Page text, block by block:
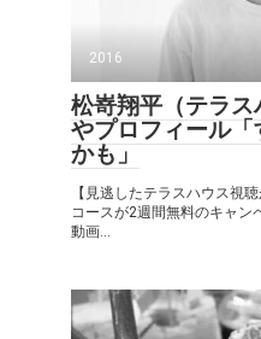
2016
松嵜翔平（テラ
やプロフィール
かも」
【見逃したテラスハウス視
コースが2週間無料のキャ
動画...